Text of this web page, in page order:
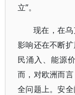
立”。
现在，在
影响还在不断
民涌入、能源
而，对欧洲而
全问题上。安